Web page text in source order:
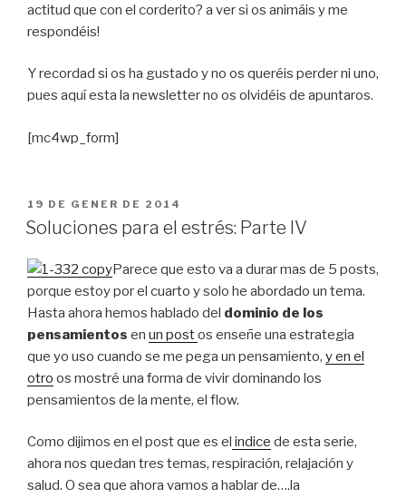
actitud que con el corderito? a ver si os animáis y me
respondéis!
Y recordad si os ha gustado y no os queréis perder ni uno,
pues aquí esta la newsletter no os olvidéis de apuntaros.
[mc4wp_form]
PUBLICAT
A
19 DE GENER DE 2014
Soluciones para el estrés: Parte IV
Parece que esto va a durar mas de 5 posts,
porque estoy por el cuarto y solo he abordado un tema.
Hasta ahora hemos hablado del dominio de los
pensamientos en un postos enseñe una estrategia
que yo uso cuando se me pega un pensamiento, y en el
otro os mostré una forma de vivir dominando los
pensamientos de la mente, el flow.
Como dijimos en el post que es el indice de esta serie,
ahora nos quedan tres temas, respiración, relajación y
salud. O sea que ahora vamos a hablar de….la